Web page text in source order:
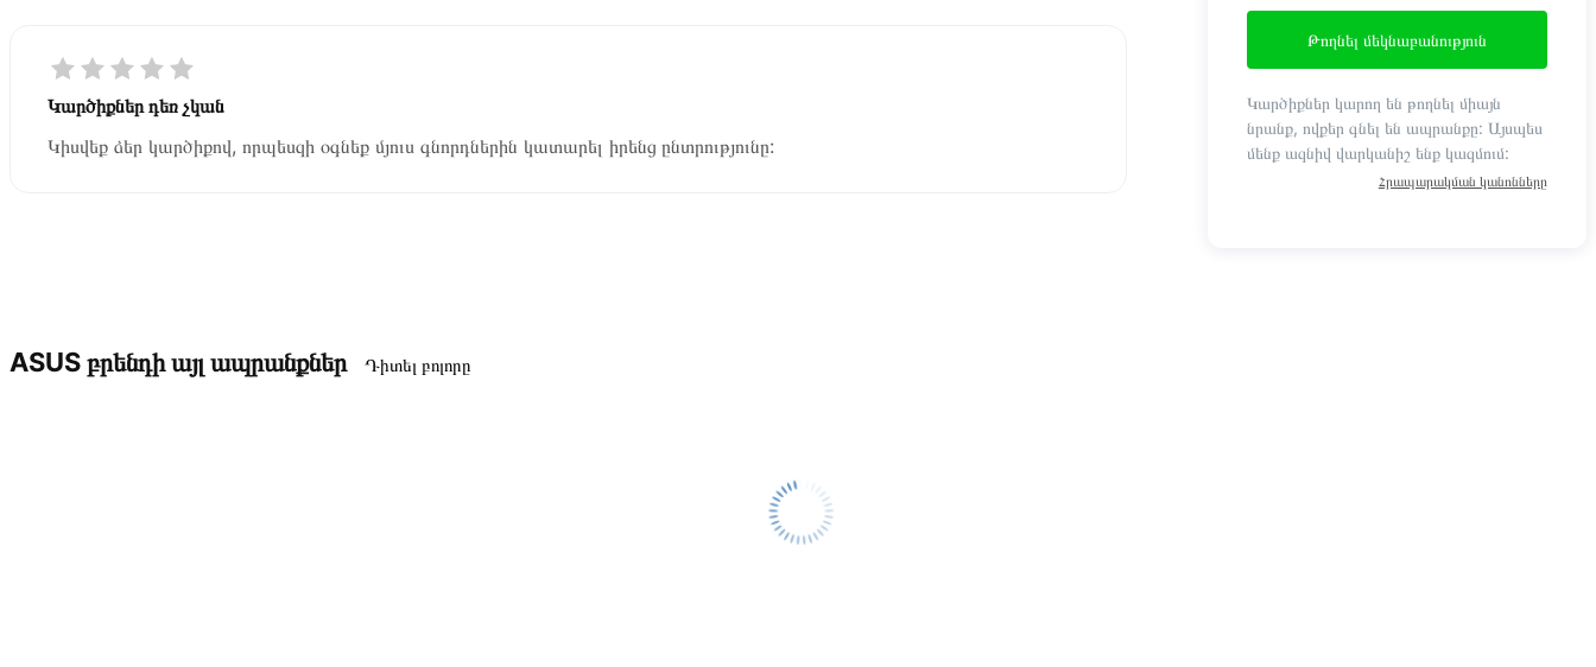
Կարծիքներ դեռ չկան
Կիսվեք ձեր կարծիքով, որպեսզի օգնեք մյուս գնորդներին կատարել իրենց ընտրությունը:
Թողնել մեկնաբանություն
Կարծիքներ կարող են թողնել միայն
նրանք, ովքեր գնել են ապրանքը: Այսպես
մենք ազնիվ վարկանիշ ենք կազմում:
Հրապարակման կանոնները
ASUS բրենդի այլ ապրանքներ Դիտել բոլորը